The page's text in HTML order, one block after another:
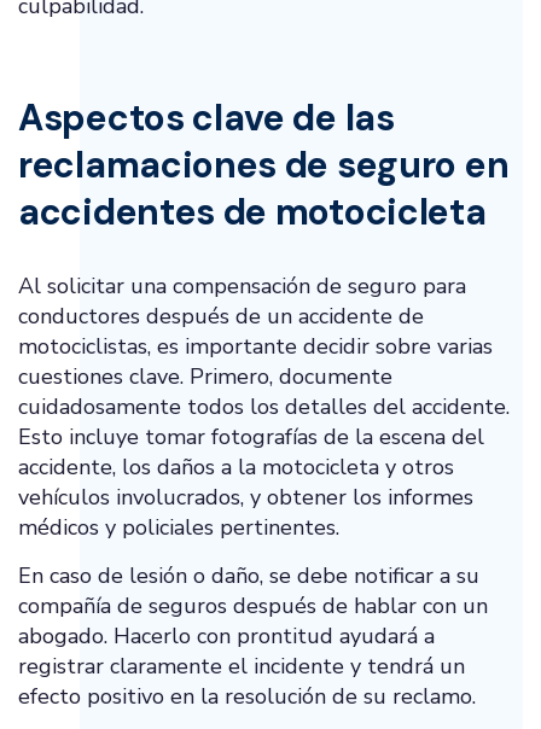
culpabilidad.
Aspectos clave de las
reclamaciones de seguro en
accidentes de motocicleta
Al solicitar una compensación de seguro para
conductores después de un accidente de
motociclistas, es importante decidir sobre varias
cuestiones clave. Primero, documente
cuidadosamente todos los detalles del accidente.
Esto incluye tomar fotografías de la escena del
accidente, los daños a la motocicleta y otros
vehículos involucrados, y obtener los informes
médicos y policiales pertinentes.
En caso de lesión o daño, se debe notificar a su
compañía de seguros después de hablar con un
abogado. Hacerlo con prontitud ayudará a
registrar claramente el incidente y tendrá un
efecto positivo en la resolución de su reclamo.